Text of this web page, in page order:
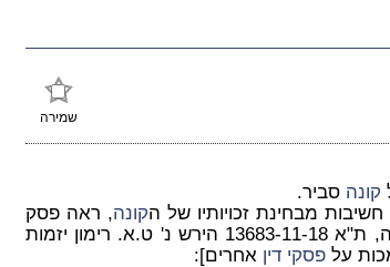
שמירה
קונה סביר.
חשיבות מבחינת זכויותיו של הקונה, ראה פסק
דינו של השופט אבישי קאופמן מבית השלום בחיפה, ת"א 13683-11-18 הירש נ' ט.א. רימון יזמות
פסקי דין אחרים]: